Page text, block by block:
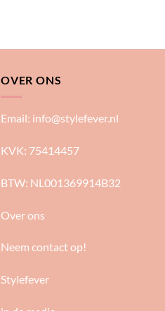
OVER ONS
Email: info@stylefever.nl
KVK: 75414457
BTW: NL001369914B32
Over ons
Neem contact op!
Stylefever